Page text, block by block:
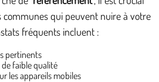
communes qui peuvent nuire à votre
fréquents incluent :
pertinents
faible qualité
les appareils mobiles